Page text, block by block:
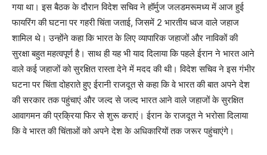
गया था। इस बैठक के दौरान विदेश सचिव ने हॉर्मुज जलडमरूमध्य में आज हुई
फायरिंग की घटना पर गहरी चिंता जताई, जिसमें 2 भारतीय ध्वज वाले जहाज
शामिल थे। उन्होंने कहा कि भारत के लिए व्यापारिक जहाजों और नाविकों की
सुरक्षा बहुत महत्वपूर्ण है। साथ ही यह भी याद दिलाया कि पहले ईरान ने भारत आने
वाले कई जहाजों को सुरक्षित रास्ता देने में मदद की थी। विदेश सचिव ने इस गंभीर
घटना पर चिंता दोहराते हुए ईरानी राजदूत से कहा कि वे भारत की बात अपने देश
की सरकार तक पहुंचाएं और जल्द से जल्द भारत आने वाले जहाजों के सुरक्षित
आवागमन की प्रक्रिया फिर से शुरू कराएं। ईरान के राजदूत ने भरोसा दिलाया
कि वे भारत की चिंताओं को अपने देश के अधिकारियों तक जरूर पहुंचाएंगे।